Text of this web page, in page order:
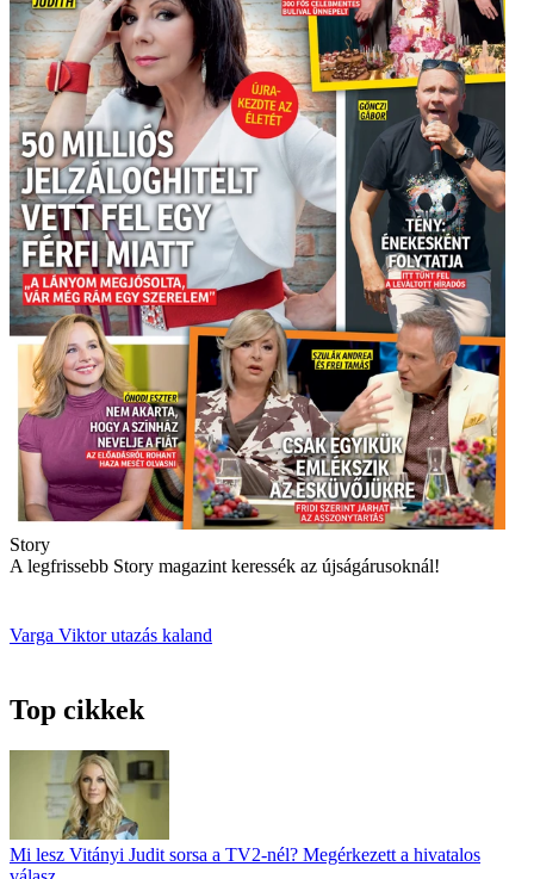
Story
A legfrissebb Story magazint keressék az újságárusoknál!
Varga Viktorutazás kaland
Top cikkek
Mi lesz Vitányi Judit sorsa a TV2-nél? Megérkezett a hivatalos